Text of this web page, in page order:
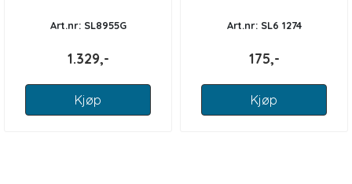
Art.nr: SL8955G
1.329,-
Kjøp
Art.nr: SL6 1274
175,-
Kjøp